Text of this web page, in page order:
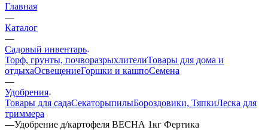
Главная
—
Каталог
—
Садовый инвентарь
Торф, грунты, почворазрыхлителиТовары для дома и
отдыхаОсвещениеГоршки и кашпоСемена
—
Удобрения
Товары для садаСекаторыпилыБороздовики, ТяпкиЛеска для
триммера
—Удобрение д/картофеля ВЕСНА 1кг Фертика